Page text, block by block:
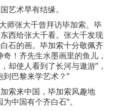
艺术早有结缘。
师张大千曾拜访毕加索。毕
西给张大千看。张大千发现
石的画。毕加索十分敬佩齐
！齐先生水墨画里的鱼儿，
却使人看到了长河与遨游”，
巴黎来学艺术？”
索来中国，毕加索风趣地
中国有个齐白石”。